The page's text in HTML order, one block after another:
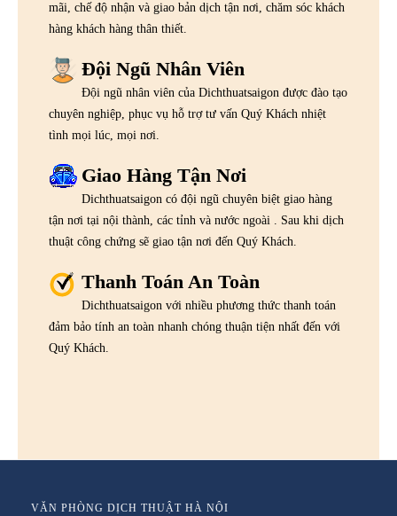
mãi, chế độ nhận và giao bản dịch tận nơi, chăm sóc khách
hàng khách hàng thân thiết.
Đội Ngũ Nhân Viên
Đội ngũ nhân viên của Dichthuatsaigon được đào tạo
chuyên nghiệp, phục vụ hỗ trợ tư vấn Quý Khách nhiệt
tình mọi lúc, mọi nơi.
Giao Hàng Tận Nơi
Dichthuatsaigon có đội ngũ chuyên biệt giao hàng
tận nơi tại nội thành, các tỉnh và nước ngoài . Sau khi dịch
thuật công chứng sẽ giao tận nơi đến Quý Khách.
Thanh Toán An Toàn
Dichthuatsaigon với nhiều phương thức thanh toán
đảm bảo tính an toàn nhanh chóng thuận tiện nhất đến với
Quý Khách.
VĂN PHÒNG DỊCH THUẬT HÀ NỘI